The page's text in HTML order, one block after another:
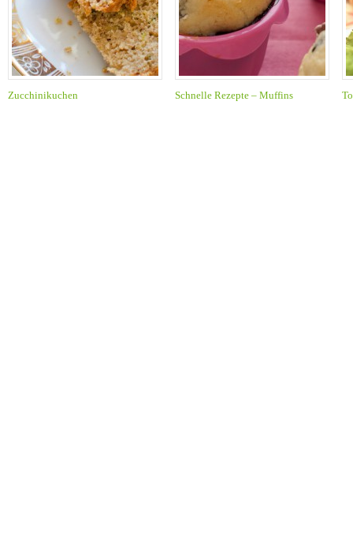
Zucchinikuchen Schnelle Rezepte – Muffins